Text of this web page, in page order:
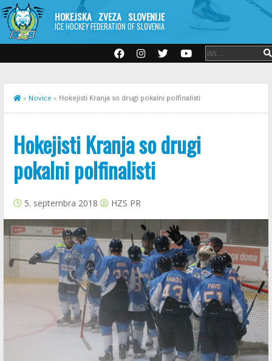
HOKEJSKA ZVEZA SLOVENIJE
ICE HOCKEY FEDERATION OF SLOVENIA
» Novice » Hokejisti Kranja so drugi pokalni polfinalisti
Hokejisti Kranja so drugi
pokalni polfinalisti
5. septembra 2018 HZS PR